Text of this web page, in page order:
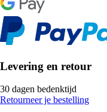
Levering en retour
30 dagen bedenktijd
Retourneer je bestelling